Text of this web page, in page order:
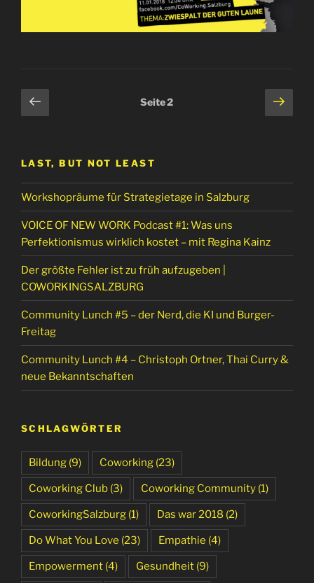
Seitennummerierung
der
Vorherige
Seite
Seite2
LAST, BUT NOT LEAST
Workshopräume für Strategietage in Salzburg
VOICE OF NEW WORK Podcast #1: Was uns
Perfektionismus wirklich kostet – mit Regina Kainz
Der größte Fehler ist zu früh aufzugeben |
COWORKINGSALZBURG
Community Lunch #5 – der Nerd, die KI und Burger-
Freitag
Community Lunch #4 – Christoph Ortner, Thai Curry &
neue Bekanntschaften
SCHLAGWÖRTER
Bildung (9) Coworking (23)
Coworking Club (3) Coworking Community (1)
CoworkingSalzburg (1) Das war 2018 (2)
Do What You Love (23) Empathie (4)
Empowerment (4) Gesundheit (9)